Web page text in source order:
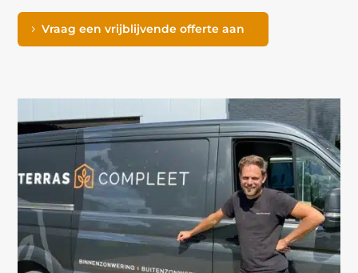
Vraag een vrijblijvende offerte aan